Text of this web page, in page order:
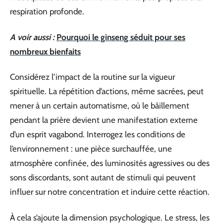
respiration profonde.
A voir aussi : Pourquoi le ginseng séduit pour ses
nombreux bienfaits
Considérez l’impact de la routine sur la vigueur
spirituelle. La répétition d’actions, même sacrées, peut
mener à un certain automatisme, où le bâillement
pendant la prière devient une manifestation externe
d’un esprit vagabond. Interrogez les conditions de
l’environnement : une pièce surchauffée, une
atmosphère confinée, des luminosités agressives ou des
sons discordants, sont autant de stimuli qui peuvent
influer sur notre concentration et induire cette réaction.
À cela s’ajoute la dimension psychologique. Le stress, les